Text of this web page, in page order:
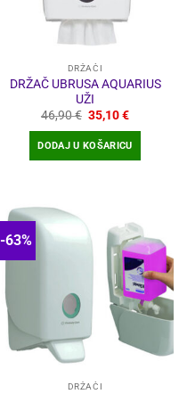
DRŽAČI
DRŽAČ UBRUSA AQUARIUS
UŽI
46,90€ Izvorna
cijena
bila
je:
46,90 €.
35,10€Trenutna
35,10 €.
DODAJ U KOŠARICU
-63%
DRŽAČI